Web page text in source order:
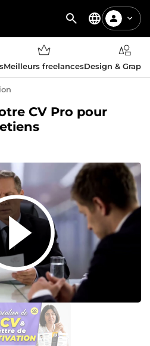
Meilleurs freelancesDesign &
CV Pro pour